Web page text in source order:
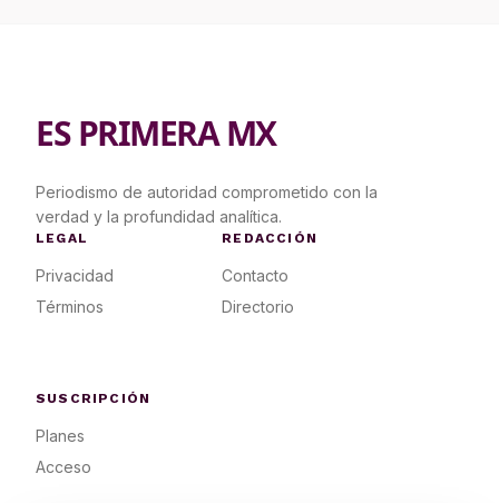
ES PRIMERA MX
Periodismo de autoridad comprometido con la
verdad y la profundidad analítica.
LEGAL
Privacidad
Términos
REDACCIÓN
Contacto
Directorio
SUSCRIPCIÓN
Planes
Acceso